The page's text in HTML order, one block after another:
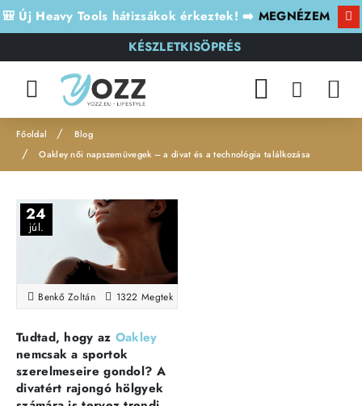
🎒 Új Heavy Tools hátizsákok érkeztek! ➡️ MEGNÉZEM
KÉSZLETKISÖPRÉS
o
Blog
Oakley női napszemüvegek – a divat és a technológia találkozása
24
júl.
Benkő Zoltán 1322 Megtekintés(ek)
Tudtad, hogy az Oakley
nemcsak a sportok
szerelmeseire gondol? A
divatért rajongó hölgyek